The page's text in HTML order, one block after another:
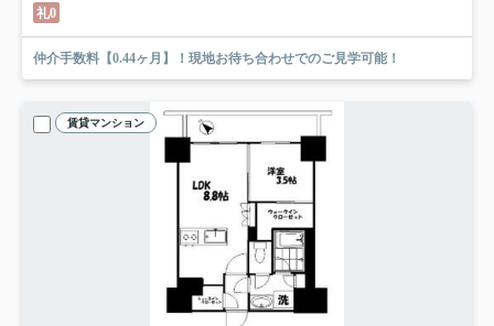
礼0
仲介手数料【0.44ヶ月】！現地お待ち合わせでのご見学可能！
賃貸マンション